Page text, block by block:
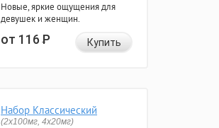
Новые, яркие ощущения для
девушек и женщин.
от 116Р Купить
Набор Классический
(2x100мг, 4x20мг)